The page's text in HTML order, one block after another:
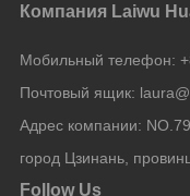
Компания Laiwu
Мобильный телефон:
Почтовый ящик:
Адрес компании:
город Цзинань,
Follow Us